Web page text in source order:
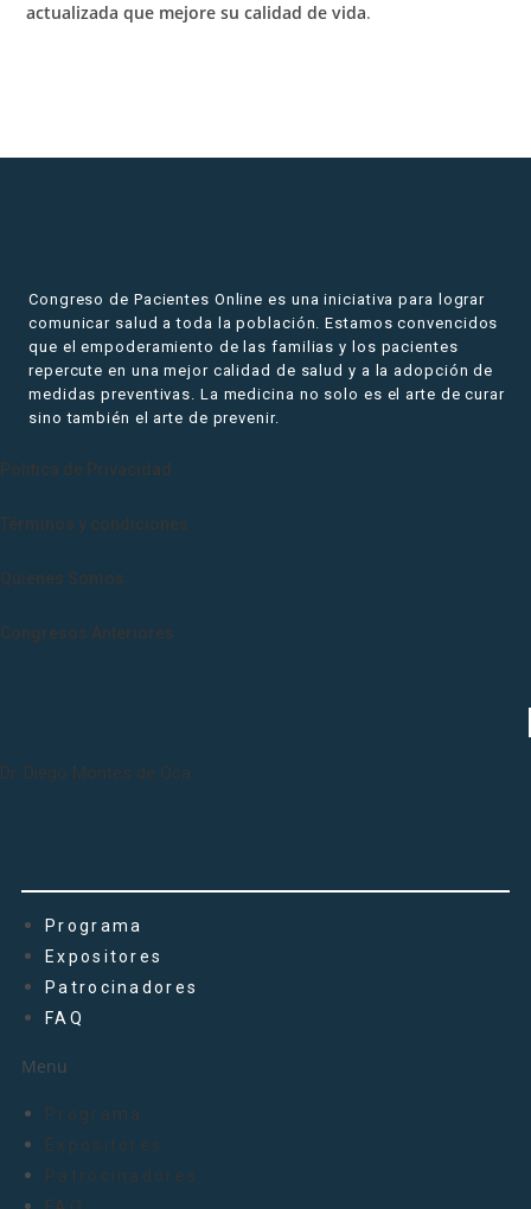
actualizada que mejore su calidad de vida.
Congreso de Pacientes Online es una iniciativa para lograr
comunicar salud a toda la población. Estamos convencidos
que el empoderamiento de las familias y los pacientes
repercute en una mejor calidad de salud y a la adopción de
medidas preventivas. La medicina no solo es el arte de curar
sino también el arte de prevenir.
Politica de Privacidad
Términos y condiciones
Quienes Somos
Congresos Anteriores
Dr. Diego Montes de Oca
Programa
Expositores
Patrocinadores
FAQ
Menu
Programa
Expositores
Patrocinadores